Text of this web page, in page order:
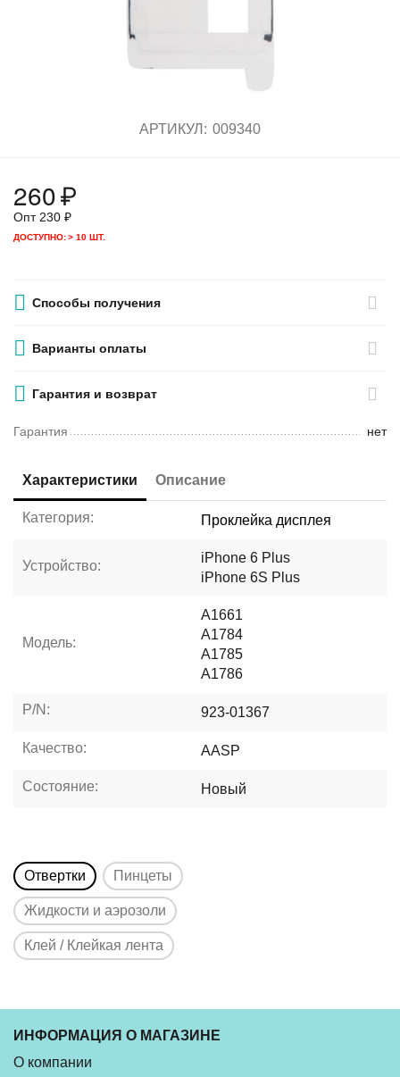
АРТИКУЛ: 009340
260₽
Опт 230 ₽
ДОСТУПНО:> 10 ШТ.
Способы получения
Варианты оплаты
Гарантия и возврат
Гарантия нет
Характеристики Описание
Категория: Проклейка дисплея
Устройство:
iPhone 6 Plus
iPhone 6S Plus
Модель:
A1661
A1784
A1785
A1786
P/N: 923-01367
Качество: AASP
Состояние: Новый
Отвертки Пинцеты
Жидкости и аэрозоли
Клей / Клейкая лента
ИНФОРМАЦИЯ О МАГАЗИНЕ
О компании